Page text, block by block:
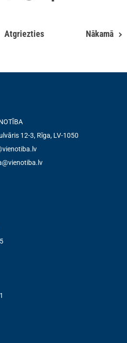
Atgriezties Nākamā
12-3, Rīga, LV-1050